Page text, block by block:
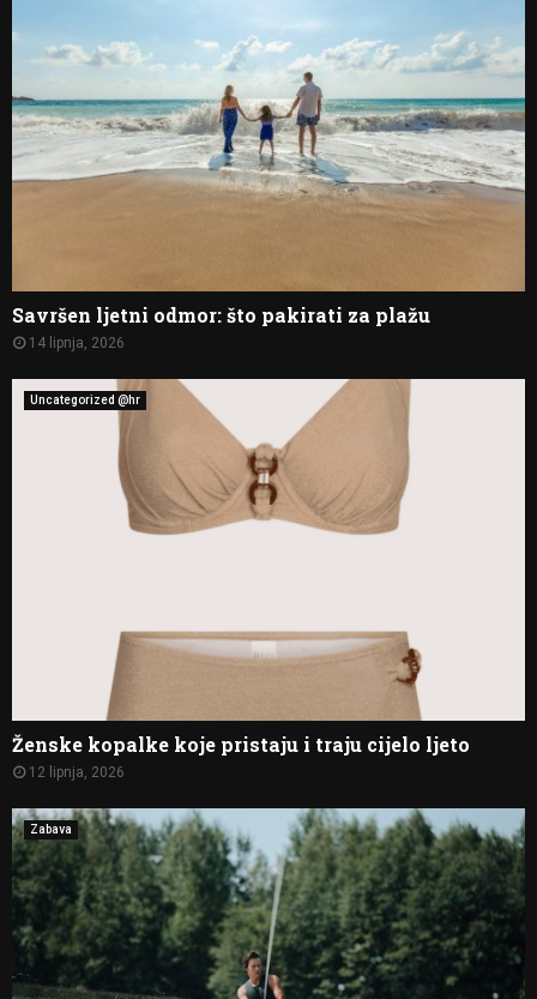
Savršen ljetni odmor: što pakirati za plažu
14 lipnja, 2026
Uncategorized @hr
Ženske kopalke koje pristaju i traju cijelo ljeto
12 lipnja, 2026
Zabava